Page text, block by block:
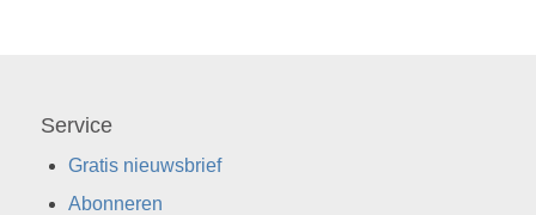
Service
Gratis nieuwsbrief
Abonneren